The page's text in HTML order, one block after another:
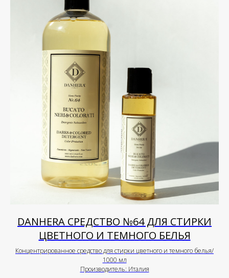
DANHERA СРЕДСТВО №64 ДЛЯ СТИРКИ
ЦВЕТНОГО И ТЕМНОГО БЕЛЬЯ
Концентрированное средство для стирки цветного и темного белья/
1000 мл
Производитель: Италия